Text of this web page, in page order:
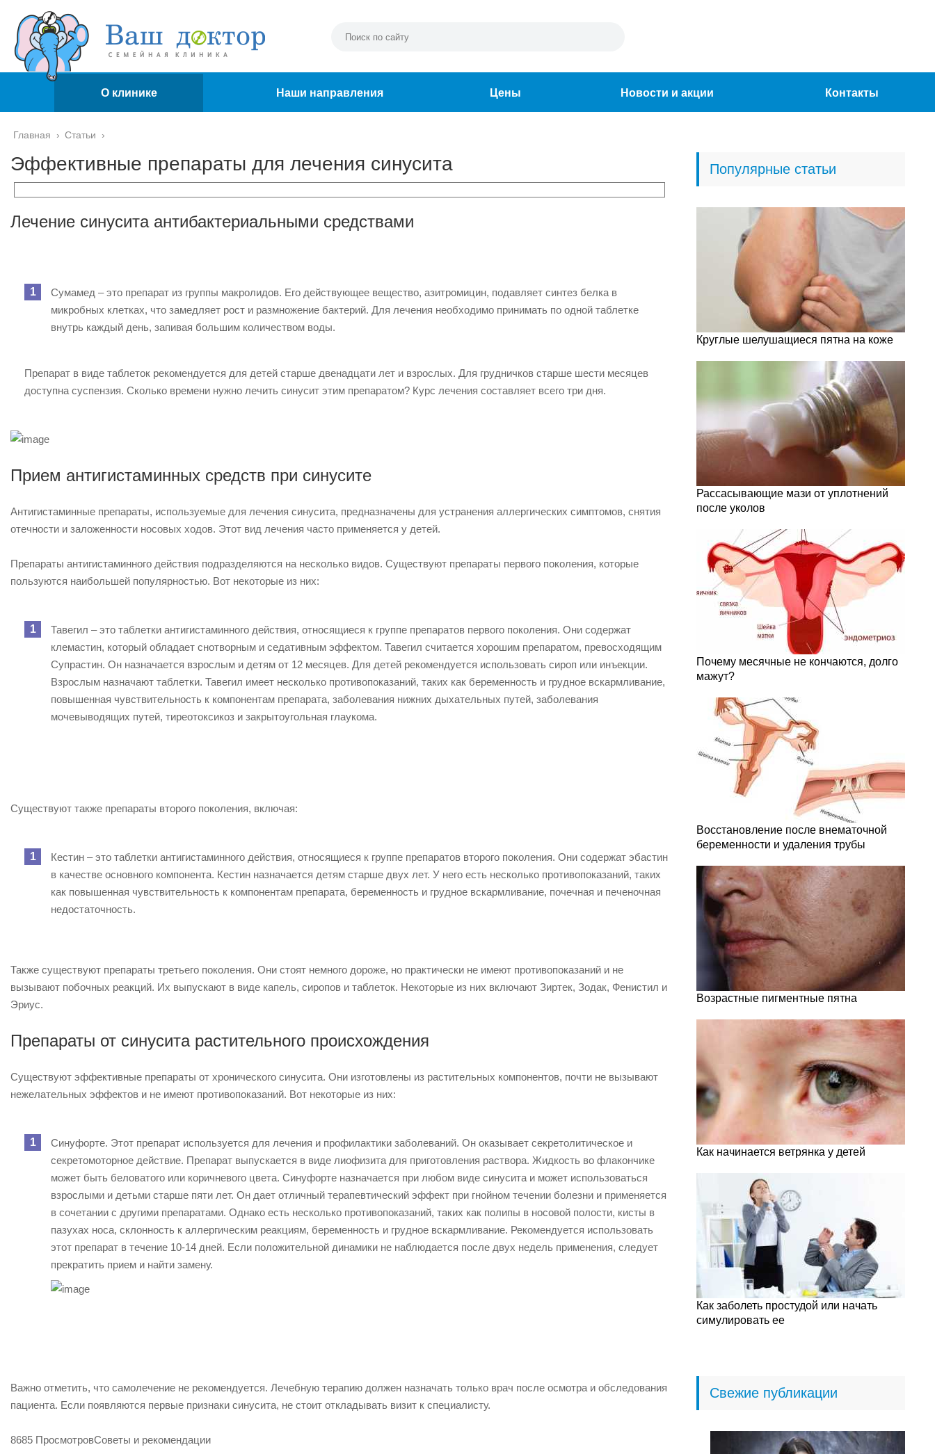
О клинике Наши направления Цены Новости и акции Контакты
Главная › Статьи ›
Эффективные препараты для лечения синусита
Лечение синусита антибактериальными средствами
Сумамед – это препарат из группы макролидов. Его действующее вещество, азитромицин, подавляет синтез белка в
микробных клетках, что замедляет рост и размножение бактерий. Для лечения необходимо принимать по одной таблетке
внутрь каждый день, запивая большим количеством воды.
Препарат в виде таблеток рекомендуется для детей старше двенадцати лет и взрослых. Для грудничков старше шести месяцев
доступна суспензия. Сколько времени нужно лечить синусит этим препаратом? Курс лечения составляет всего три дня.
Прием антигистаминных средств при синусите
Антигистаминные препараты, используемые для лечения синусита, предназначены для устранения аллергических симптомов, снятия
отечности и заложенности носовых ходов. Этот вид лечения часто применяется у детей.
Препараты антигистаминного действия подразделяются на несколько видов. Существуют препараты первого поколения, которые
пользуются наибольшей популярностью. Вот некоторые из них:
Тавегил – это таблетки антигистаминного действия, относящиеся к группе препаратов первого поколения. Они содержат
клемастин, который обладает снотворным и седативным эффектом. Тавегил считается хорошим препаратом, превосходящим
Супрастин. Он назначается взрослым и детям от 12 месяцев. Для детей рекомендуется использовать сироп или инъекции.
Взрослым назначают таблетки. Тавегил имеет несколько противопоказаний, таких как беременность и грудное вскармливание,
повышенная чувствительность к компонентам препарата, заболевания нижних дыхательных путей, заболевания
мочевыводящих путей, тиреотоксикоз и закрытоугольная глаукома.
Существуют также препараты второго поколения, включая:
Кестин – это таблетки антигистаминного действия, относящиеся к группе препаратов второго поколения. Они содержат эбастин
в качестве основного компонента. Кестин назначается детям старше двух лет. У него есть несколько противопоказаний, таких
как повышенная чувствительность к компонентам препарата, беременность и грудное вскармливание, почечная и печеночная
недостаточность.
Также существуют препараты третьего поколения. Они стоят немного дороже, но практически не имеют противопоказаний и не
вызывают побочных реакций. Их выпускают в виде капель, сиропов и таблеток. Некоторые из них включают Зиртек, Зодак, Фенистил и
Эриус.
Препараты от синусита растительного происхождения
Существуют эффективные препараты от хронического синусита. Они изготовлены из растительных компонентов, почти не вызывают
нежелательных эффектов и не имеют противопоказаний. Вот некоторые из них:
Синуфорте. Этот препарат используется для лечения и профилактики заболеваний. Он оказывает секретолитическое и
секретомоторное действие. Препарат выпускается в виде лиофизита для приготовления раствора. Жидкость во флакончике
может быть беловатого или коричневого цвета. Синуфорте назначается при любом виде синусита и может использоваться
взрослыми и детьми старше пяти лет. Он дает отличный терапевтический эффект при гнойном течении болезни и применяется
в сочетании с другими препаратами. Однако есть несколько противопоказаний, таких как полипы в носовой полости, кисты в
пазухах носа, склонность к аллергическим реакциям, беременность и грудное вскармливание. Рекомендуется использовать
этот препарат в течение 10-14 дней. Если положительной динамики не наблюдается после двух недель применения, следует
прекратить прием и найти замену.
Важно отметить, что самолечение не рекомендуется. Лечебную терапию должен назначать только врач после осмотра и обследования
пациента. Если появляются первые признаки синусита, не стоит откладывать визит к специалисту.
8685 ПросмотровСоветы и рекомендации
Популярные статьи
Круглые шелушащиеся пятна на коже
Рассасывающие мази от уплотнений
после уколов
Почему месячные не кончаются, долго
мажут?
Восстановление после внематочной
беременности и удаления трубы
Возрастные пигментные пятна
Как начинается ветрянка у детей
Как заболеть простудой или начать
симулировать ее
Свежие публикации